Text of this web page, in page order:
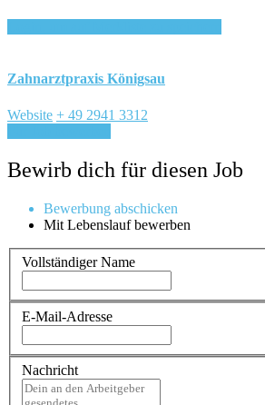
Zahnarztpraxis Königsau
Website + 49 2941 3312
Bewirb dich für diesen Job
Bewerbung abschicken
Mit Lebenslauf bewerben
Vollständiger Name
E-Mail-Adresse
Nachricht